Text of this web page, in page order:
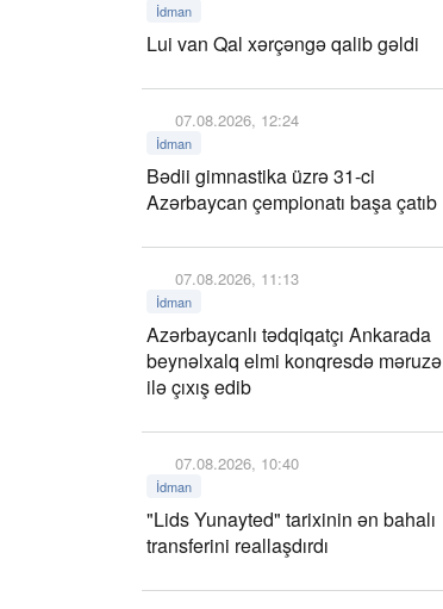
İdman
Lui van Qal xərçəngə qalib gəldi
07.08.2026, 12:24
İdman
Bədii gimnastika üzrə 31-ci
Azərbaycan çempionatı başa çatıb
07.08.2026, 11:13
İdman
Azərbaycanlı tədqiqatçı Ankarada
beynəlxalq elmi konqresdə məruzə
ilə çıxış edib
07.08.2026, 10:40
İdman
"Lids Yunayted" tarixinin ən bahalı
transferini reallaşdırdı